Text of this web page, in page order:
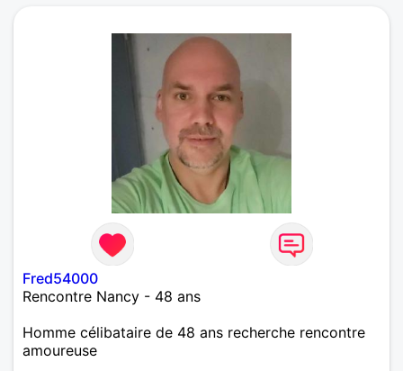
Fred54000
Rencontre Nancy - 48 ans
Homme célibataire de 48 ans recherche rencontre
amoureuse